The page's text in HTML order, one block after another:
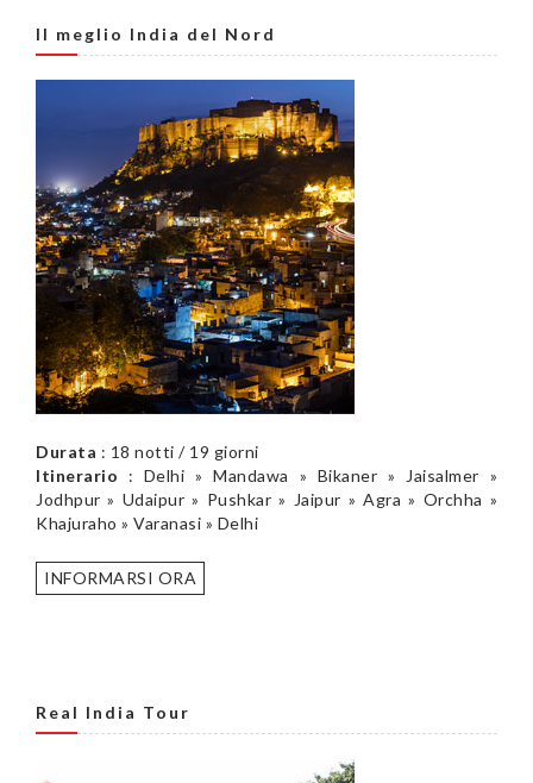
Il meglio India del Nord
Durata : 18 notti / 19 giorni
Itinerario : Delhi » Mandawa » Bikaner » Jaisalmer »
Jodhpur » Udaipur » Pushkar » Jaipur » Agra » Orchha »
Khajuraho » Varanasi » Delhi
INFORMARSI ORA
Real India Tour